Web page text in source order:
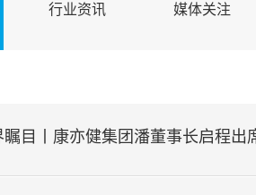
行业资讯 媒体关注
目丨康亦健集团潘董事长启程出